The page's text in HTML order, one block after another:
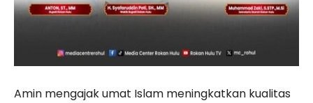
Amin mengajak umat Islam meningkatkan kualitas